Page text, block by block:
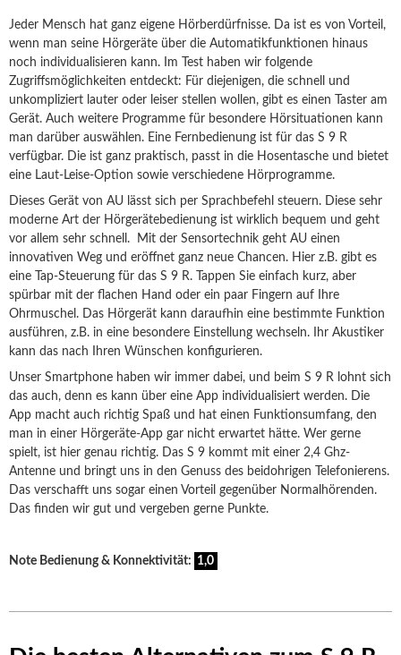
Jeder Mensch hat ganz eigene Hörberdürfnisse. Da ist es von Vorteil,
wenn man seine Hörgeräte über die Automatikfunktionen hinaus
noch individualisieren kann. Im Test haben wir folgende
Zugriffsmöglichkeiten entdeckt: Für diejenigen, die schnell und
unkompliziert lauter oder leiser stellen wollen, gibt es einen Taster am
Gerät. Auch weitere Programme für besondere Hörsituationen kann
man darüber auswählen. Eine Fernbedienung ist für das S 9 R
verfügbar. Die ist ganz praktisch, passt in die Hosentasche und bietet
eine Laut-Leise-Option sowie verschiedene Hörprogramme.
Dieses Gerät von AU lässt sich per Sprachbefehl steuern. Diese sehr
moderne Art der Hörgerätebedienung ist wirklich bequem und geht
vor allem sehr schnell. Mit der Sensortechnik geht AU einen
innovativen Weg und eröffnet ganz neue Chancen. Hier z.B. gibt es
eine Tap-Steuerung für das S 9 R. Tappen Sie einfach kurz, aber
spürbar mit der flachen Hand oder ein paar Fingern auf Ihre
Ohrmuschel. Das Hörgerät kann daraufhin eine bestimmte Funktion
ausführen, z.B. in eine besondere Einstellung wechseln. Ihr Akustiker
kann das nach Ihren Wünschen konfigurieren.
Unser Smartphone haben wir immer dabei, und beim S 9 R lohnt sich
das auch, denn es kann über eine App individualisiert werden. Die
App macht auch richtig Spaß und hat einen Funktionsumfang, den
man in einer Hörgeräte-App gar nicht erwartet hätte. Wer gerne
spielt, ist hier genau richtig. Das S 9 kommt mit einer 2,4 Ghz-
Antenne und bringt uns in den Genuss des beidohrigen Telefonierens.
Das verschafft uns sogar einen Vorteil gegenüber Normalhörenden.
Das finden wir gut und vergeben gerne Punkte.
Note Bedienung & Konnektivität: 1,0